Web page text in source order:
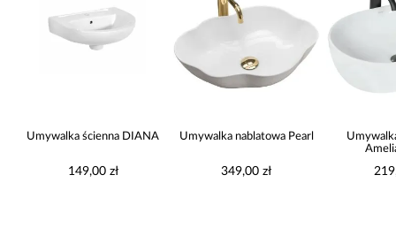
Umywalka nablatowa Pearl
349,00 zł
Umywalka nablatowa
219,00 zł
Umywalka